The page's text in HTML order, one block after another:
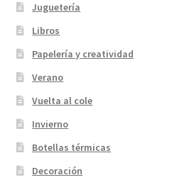
Juguetería
Libros
Papelería y creatividad
Verano
Vuelta al cole
Invierno
Botellas térmicas
Decoración